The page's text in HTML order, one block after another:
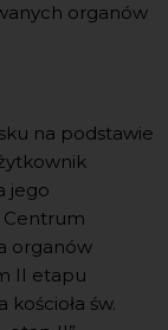
organów
na podstawie
jego
Centrum
organów
II etapu
św.